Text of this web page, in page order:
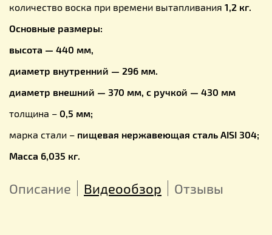
количество воска при времени вытапливания 1,2 кг.
Основные размеры:
высота — 440 мм,
диаметр внутренний — 296 мм.
диаметр внешний — 370 мм, с ручкой — 430 мм
толщина – 0,5 мм;
марка стали – пищевая нержавеющая сталь AISI 304;
Масса 6,035 кг.
Описание Видеообзор Отзывы